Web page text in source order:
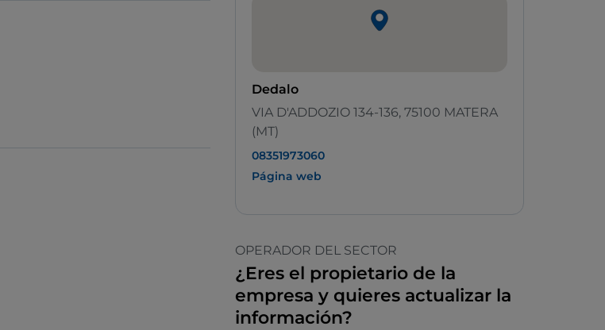
Dedalo
VIA D'ADDOZIO 134-136, 75100 MATERA
(MT)
08351973060
Página web
OPERADOR DEL SECTOR
¿Eres el propietario de la
empresa y quieres actualizar la
información?